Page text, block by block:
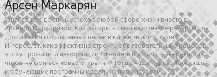
Арсен Маркарян
Узнайте, как достичь успеха в любой сфере жизни вместе с
Арсеном Маркаряном. Как раскрыть свои внутренние ресурсы для
достижения поставленных целей в карьере или спорте?
Интересует, как эффективно строить образовательный процесс в
эпоху профицита информации? Желаете прокачать уверенность,
чтобы не бояться новых открытий? Тогда наши курсы, материалы
и обучающие программы идеально подойдут вам.